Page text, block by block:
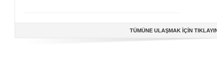
TÜMÜNE ULAŞMAK İÇİN